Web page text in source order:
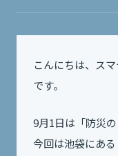
こんにちは、ス
です。
9月1日は「防災の
今回は池袋にあ